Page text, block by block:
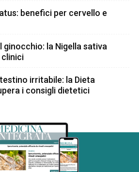
benefici per cervello e
la Nigella sativa
irritabile: la Dieta
i consigli dietetici